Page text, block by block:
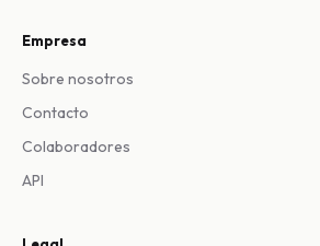
Empresa
Sobre nosotros
Contacto
Colaboradores
API